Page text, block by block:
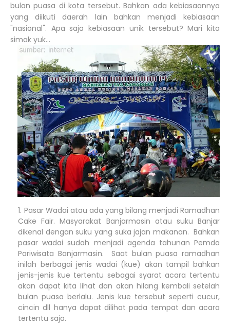
bulan puasa di kota tersebut. Bahkan ada kebiasaannya
yang diikuti daerah lain bahkan menjadi kebiasaan
"nasional". Apa saja kebiasaan unik tersebut? Mari kita
simak yuk...
Pasar Wadai atau ada yang bilang menjadi Ramadhan
Cake Fair. Masyarakat Banjarmasin atau suku Banjar
dikenal dengan suku yang suka jajan makanan. Bahkan
pasar wadai sudah menjadi agenda tahunan Pemda
Pariwisata Banjarmasin. Saat bulan puasa ramadhan
inilah berbagai jenis wadai (kue) akan tampil bahkan
jenis-jenis kue tertentu sebagai syarat acara tertentu
akan dapat kita lihat dan akan hilang kembali setelah
bulan puasa berlalu. Jenis kue tersebut seperti cucur,
cincin dll hanya dapat dilihat pada tempat dan acara
tertentu saja.